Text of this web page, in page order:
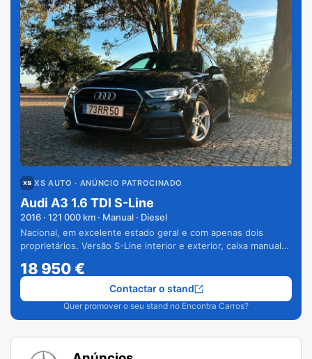
XS AUTO · ANÚNCIO PATROCINADO
Audi A3 1.6 TDI S-Line
2016 · 121 000 km · Manual · Diesel
Nacional, em excelente estado geral e com apenas dois
proprietários. Versão S-Line interior e exterior, caixa manual
18 950€
Quer promover o seu stand no Encontra Carros?
Contactar o stand